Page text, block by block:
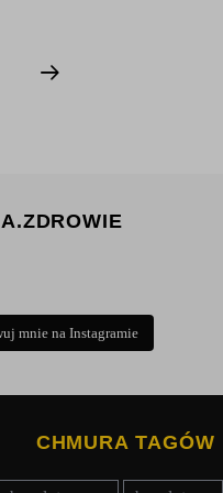
mnie na Instagramie
CHMURA TAGÓW